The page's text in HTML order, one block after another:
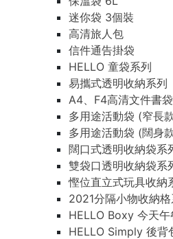
迷你袋 3個裝
高清旅人包
信件通告掛袋
HELLO 童袋系列
易攜式透明收納系列
A4、F4高清文件書袋
多用途活動袋 (窄長
多用途活動袋 (闊身
闊口式透明收納袋系
雙袋口透明收納袋系
慳位直立式玩具收納
2021分隔小物收納格
HELLO Boxy 今天午
HELLO Simply 後背